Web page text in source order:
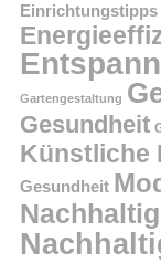
Einrichtungstipps
Gartengestaltung
Gesundheit
Künstliche
Gesundheit